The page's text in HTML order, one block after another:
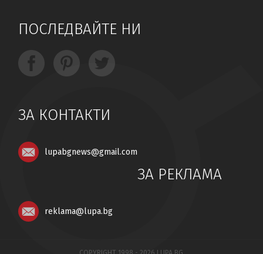
ПОСЛЕДВАЙТЕ НИ
ЗА КОНТАКТИ
lupabgnews@gmail.com
ЗА РЕКЛАМА
reklama@lupa.bg